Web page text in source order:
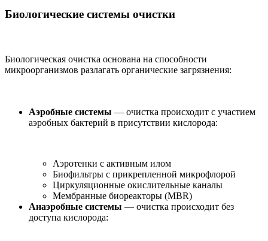
Биологические системы очистки
Биологическая очистка основана на способности
микроорганизмов разлагать органические загрязнения:
Аэробные системы — очистка происходит с участием
аэробных бактерий в присутствии кислорода:
Аэротенки с активным илом
Биофильтры с прикрепленной микрофлорой
Циркуляционные окислительные каналы
Мембранные биореакторы (MBR)
Анаэробные системы — очистка происходит без
доступа кислорода: